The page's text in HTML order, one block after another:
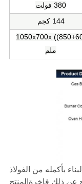
380 فولت
144 كجم
1050x700x
ملم
بأكمله من الفولاذ
عن ذلك فاخرة المنتج